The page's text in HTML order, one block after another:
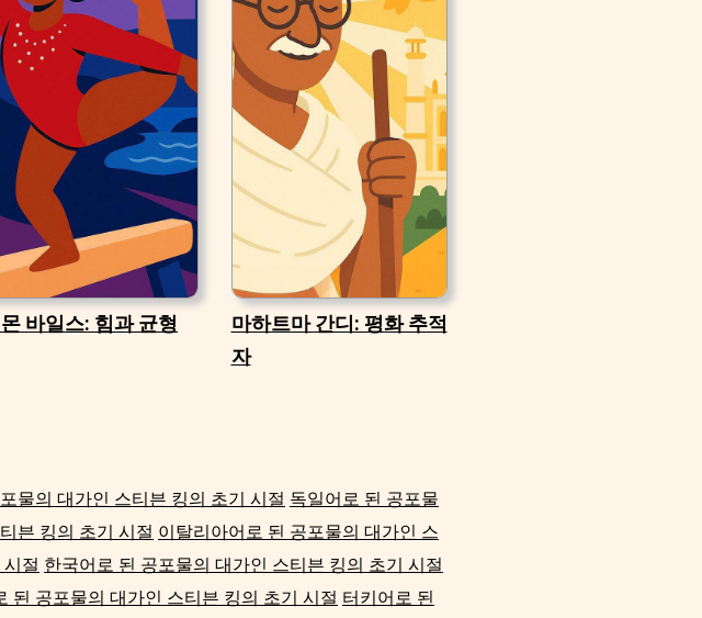
바일스: 힘과 균형
마하트마 간디: 평화 추적
자
물의 대가인 스티븐 킹의 초기 시절 독일어로 된 공포물
븐 킹의 초기 시절 이탈리아어로 된 공포물의 대가인 스
절 한국어로 된 공포물의 대가인 스티븐 킹의 초기 시절
된 공포물의 대가인 스티븐 킹의 초기 시절 터키어로 된